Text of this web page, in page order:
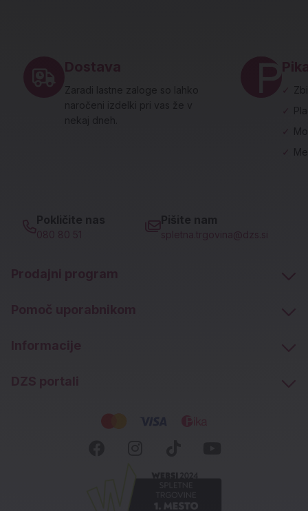
Dostava
Zaradi lastne zaloge so lahko
naročeni izdelki pri vas že v
nekaj dneh.
✓
Pokličite nas
080 80 51
Pišite nam
spletna.trgovina@dzs.si
Prodajni program
Pomoč uporabnikom
Informacije
DZS portali